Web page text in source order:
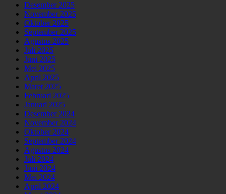
Desember 2025
November 2025
Oktober 2025
September 2025
Agustus 2025
Juli 2025
Juni 2025
Mei 2025
April 2025
Maret 2025
Februari 2025
Januari 2025
Desember 2024
November 2024
Oktober 2024
September 2024
Agustus 2024
Juli 2024
Juni 2024
Mei 2024
April 2024